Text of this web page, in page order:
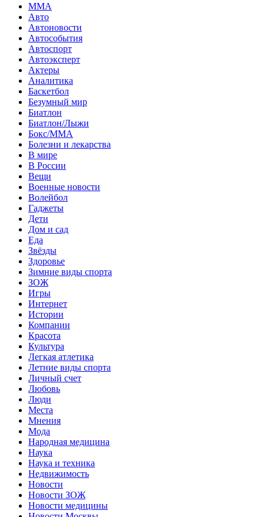
MMA
Авто
Автоновости
Автособытия
Автоспорт
Автоэксперт
Актеры
Аналитика
Баскетбол
Безумный мир
Биатлон
Биатлон/Лыжи
Бокс/MMA
Болезни и лекарства
В мире
В России
Вещи
Военные новости
Волейбол
Гаджеты
Дети
Дом и сад
Еда
Звёзды
Здоровье
Зимние виды спорта
ЗОЖ
Игры
Интернет
Истории
Компании
Красота
Культура
Легкая атлетика
Летние виды спорта
Личный счет
Любовь
Люди
Места
Мнения
Мода
Народная медицина
Наука
Наука и техника
Недвижимость
Новости
Новости ЗОЖ
Новости медицины